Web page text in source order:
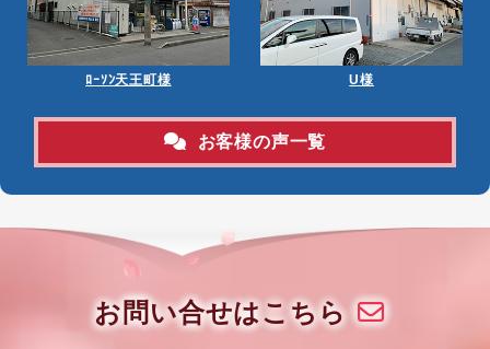
ﾛｰｿﾝ天王町様 U様
お客様の声一覧
お問い合せはこちら